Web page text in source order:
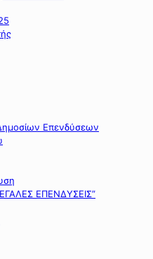
Επενδύσεων
ΕΠΕΝΔΥΣΕΙΣ”